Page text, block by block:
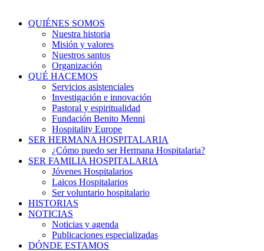
QUIÉNES SOMOS
Nuestra historia
Misión y valores
Nuestros santos
Organización
QUÉ HACEMOS
Servicios asistenciales
Investigación e innovación
Pastoral y espiritualidad
Fundación Benito Menni
Hospitality Europe
SER HERMANA HOSPITALARIA
¿Cómo puedo ser Hermana Hospitalaria?
SER FAMILIA HOSPITALARIA
Jóvenes Hospitalarios
Laicos Hospitalarios
Ser voluntario hospitalario
HISTORIAS
NOTICIAS
Noticias y agenda
Publicaciones especializadas
DÓNDE ESTAMOS